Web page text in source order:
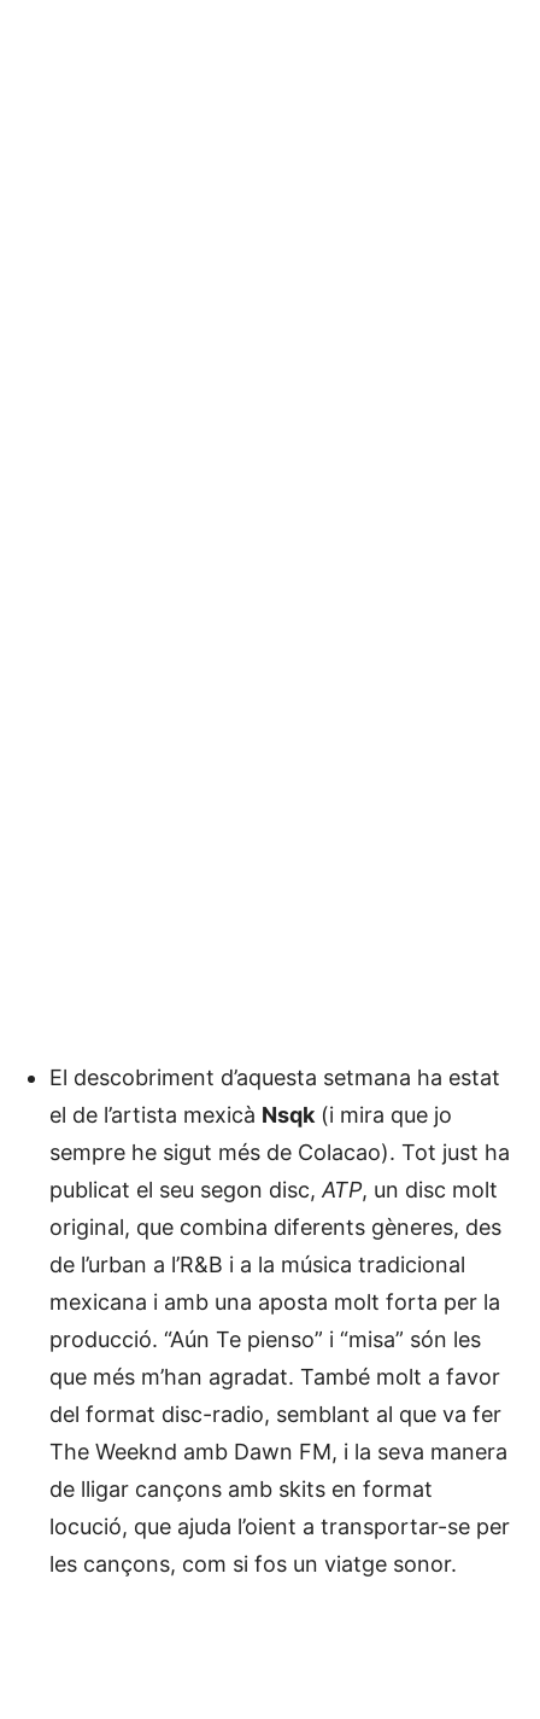
El descobriment d’aquesta setmana ha estat
el de l’artista mexicà Nsqk(i mira que jo
sempre he sigut més de Colacao). Tot just ha
publicat el seu segon disc,ATP, un disc molt
original, que combina diferents gèneres, des
de l’urban a l’R&B i a la música tradicional
mexicana i amb una aposta molt forta per la
producció. “Aún Te pienso” i “misa” són les
que més m’han agradat. També molt a favor
del format disc-radio, semblant al que va fer
The Weeknd amb Dawn FM, i la seva manera
de lligar cançons amb skits en format
locució, que ajuda l’oient a transportar-se per
les cançons, com si fos un viatge sonor.